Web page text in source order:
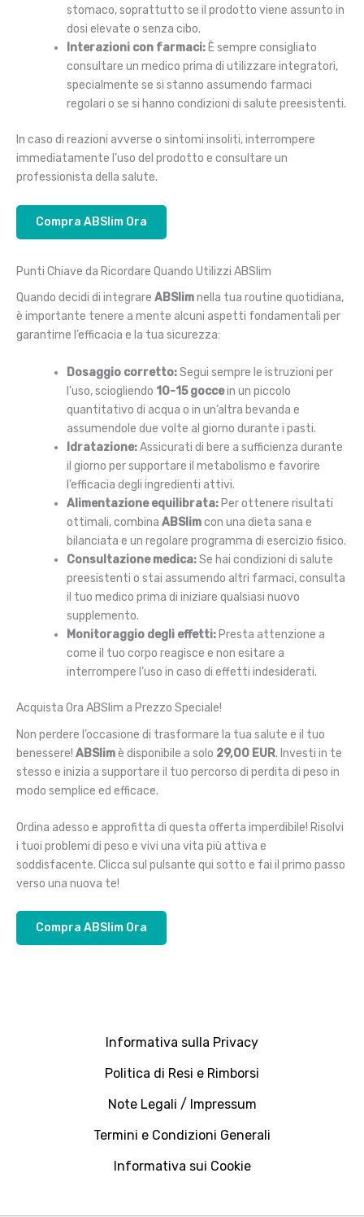
stomaco, soprattutto se il prodotto viene assunto in
dosi elevate o senza cibo.
Interazioni con farmaci: È sempre consigliato
consultare un medico prima di utilizzare integratori,
specialmente se si stanno assumendo farmaci
regolari o se si hanno condizioni di salute preesistenti.
In caso di reazioni avverse o sintomi insoliti, interrompere
immediatamente l’uso del prodotto e consultare un
professionista della salute.
Compra ABSlim Ora
Punti Chiave da Ricordare Quando Utilizzi ABSlim
Quando decidi di integrare ABSlimnella tua routine quotidiana,
è importante tenere a mente alcuni aspetti fondamentali per
garantirne l’efficacia e la tua sicurezza:
Dosaggio corretto:Segui sempre le istruzioni per
l’uso, sciogliendo 10-15 goccein un piccolo
quantitativo di acqua o in un’altra bevanda e
assumendole due volte al giorno durante i pasti.
Idratazione:Assicurati di bere a sufficienza durante
il giorno per supportare il metabolismo e favorire
l’efficacia degli ingredienti attivi.
Alimentazione equilibrata: Per ottenere risultati
ottimali, combina ABSlimcon una dieta sana e
bilanciata e un regolare programma di esercizio fisico.
Consultazione medica:Se hai condizioni di salute
preesistenti o stai assumendo altri farmaci, consulta
il tuo medico prima di iniziare qualsiasi nuovo
supplemento.
Monitoraggio degli effetti: Presta attenzione a
come il tuo corpo reagisce e non esitare a
interrompere l’uso in caso di effetti indesiderati.
Acquista Ora ABSlim a Prezzo Speciale!
Non perdere l’occasione di trasformare la tua salute e il tuo
benessere! ABSlimè disponibile a solo 29,00 EUR. Investi in te
stesso e inizia a supportare il tuo percorso di perdita di peso in
modo semplice ed efficace.
Ordina adesso e approfitta di questa offerta imperdibile! Risolvi
i tuoi problemi di peso e vivi una vita più attiva e
soddisfacente. Clicca sul pulsante qui sotto e fai il primo passo
verso una nuova te!
Compra ABSlim Ora
Informativa sulla Privacy
Politica di Resi e Rimborsi
Note Legali / Impressum
Termini e Condizioni Generali
Informativa sui Cookie